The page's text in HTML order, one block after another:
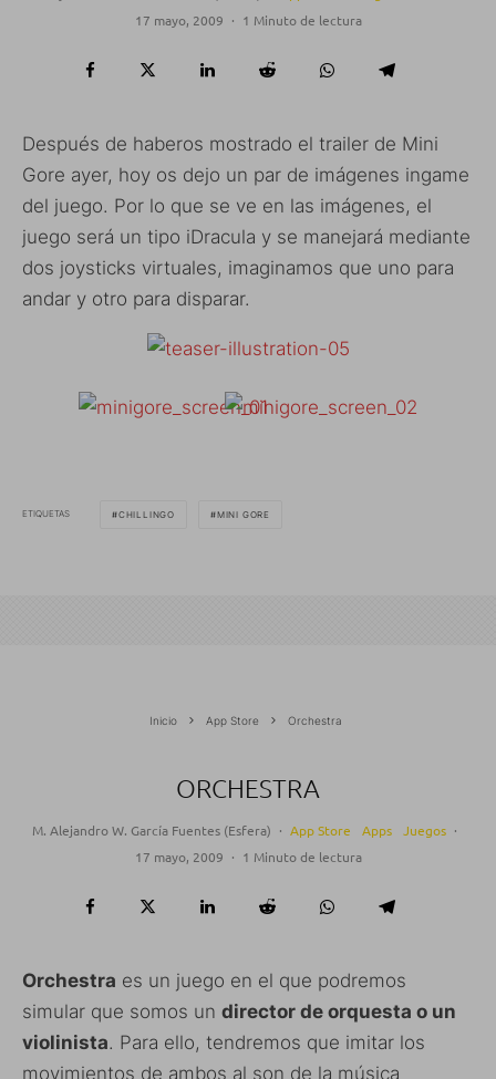
17 mayo, 2009 · 1 Minuto de lectura
Después de haberos mostrado el trailer de Mini
Gore ayer, hoy os dejo un par de imágenes ingame
del juego. Por lo que se ve en las imágenes, el
juego será un tipo iDracula y se manejará mediante
dos joysticks virtuales, imaginamos que uno para
andar y otro para disparar.
ETIQUETAS CHILLINGO MINI GORE
Inicio App Store Orchestra
ORCHESTRA
M. Alejandro W. García Fuentes (Esfera) · App Store Apps Juegos ·
17 mayo, 2009 · 1 Minuto de lectura
Orchestra es un juego en el que podremos
simular que somos un director de orquesta o un
violinista. Para ello, tendremos que imitar los
movimientos de ambos al son de la música